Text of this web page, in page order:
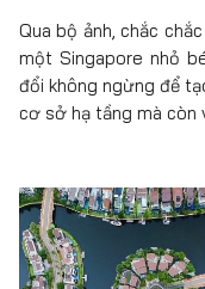
Qua bộ ảnh, chắc
một Singapore nhỏ
đổi không ngừng để
cơ sở hạ tầng mà còn